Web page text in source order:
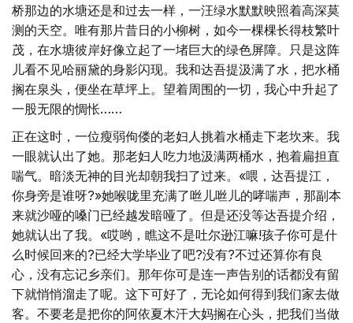
桥那边的水塘还是和过去一样，一汪绿水默默映照着高深莫
测的天空。唯有那片昔日的小柳树，如今一棵棵长得枝繁叶
茂，在水塘彼岸好像立起了一堵巨大的绿色屏障。只是这阵
儿看不见哈丽黛的身影闪现。我和达吾提汲满了水，把水桶
搁在泉头，便坐在草坪上。望着周围的一切，我心中升起了
一股无限的惆怅……
正在这时，一位瘦弱佝偻的老妇人挑着水桶走下老坎来。我
一眼就认出了她。那老妇人吃力地汲满两桶水，抱着扁担直
喘气。暗淡无神的目光却朝我扫了过来。«喂，达吾提江，
你身旁是谁呀?»她喉咙里充满了咝儿咝儿的哮喘声，那副本
来就沙哑的嗓门已经越发暗哑了。但是还没等达吾提介绍，
她就认出了我。«哎哟，瞧这不是吐尔逊江嘛!孩子你可是什
么时候回来的?已经大学毕业了吧?没有?不过还算你有良
心，没有忘记乡亲们。那年你可是连一声告别的话都没有留
下就悄悄溜走了呢。这下可好了，无论如何得到我们家去做
客。不要老是把你的阿依夏木汗大妈搁在心头，把我们当做